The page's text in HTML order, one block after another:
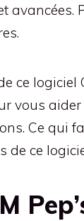
avancées.
ce logiciel
vous
Ce qui
ce